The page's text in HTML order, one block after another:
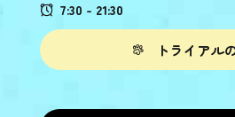
7:30 - 21:30
トライアル